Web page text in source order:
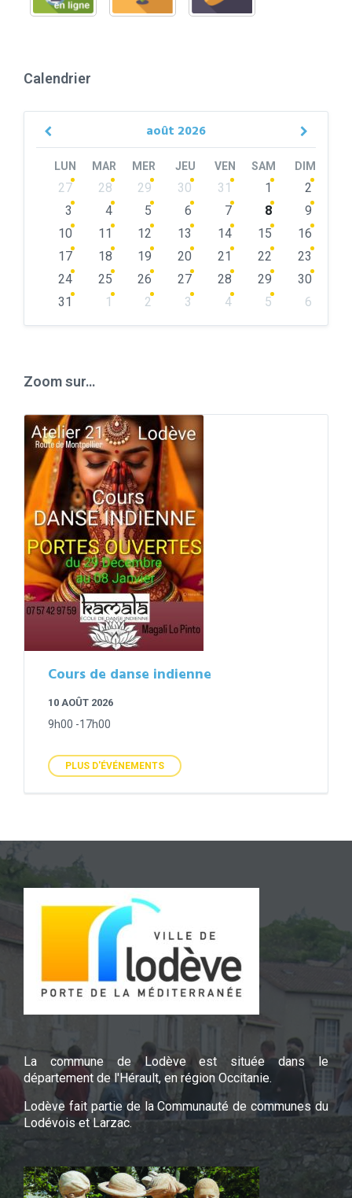
Calendrier
août 2026
Previous
LUN MAR MER JEU VEN SAM DIM
Skip
calendar
27 28 29 30 31 1
2
3
4 5 6 7 8
9
10
11 12 13 14 15
16
17
18 19 20 21 22
23
24
25 26 27 28 29
30
31
1 2 3 4 5
6
Zoom sur…
Cours de danse indienne
10 AOÛT 2026
9h00 -17h00
PLUS D'ÉVÉNEMENTS
La commune de Lodève est située dans le
département de l'Hérault, en région Occitanie.
Lodève fait partie de la Communauté de communes du
Lodévois et Larzac.